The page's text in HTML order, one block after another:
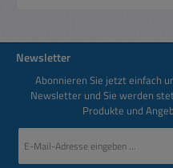
Newsletter
Abonnieren Sie jetzt einfach
Newsletter und Sie werden
Produkte und
Mail-